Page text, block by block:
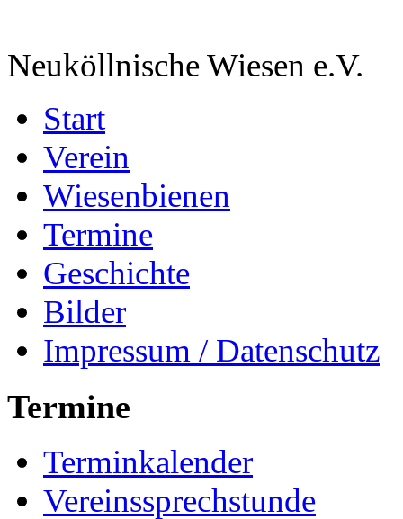
Neuköllnische Wiesen e.V.
Start
Verein
Wiesenbienen
Termine
Geschichte
Bilder
Impressum / Datenschutz
Termine
Terminkalender
Vereinssprechstunde